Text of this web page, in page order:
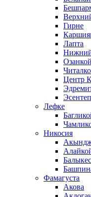
Гирне
Лапта
Озанкой
Центр
Лефке
Никосия
Фамагуста
Акова